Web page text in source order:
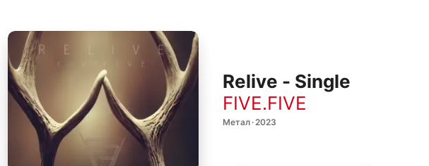
Relive - Single
FIVE.FIVE
Метал · 2023